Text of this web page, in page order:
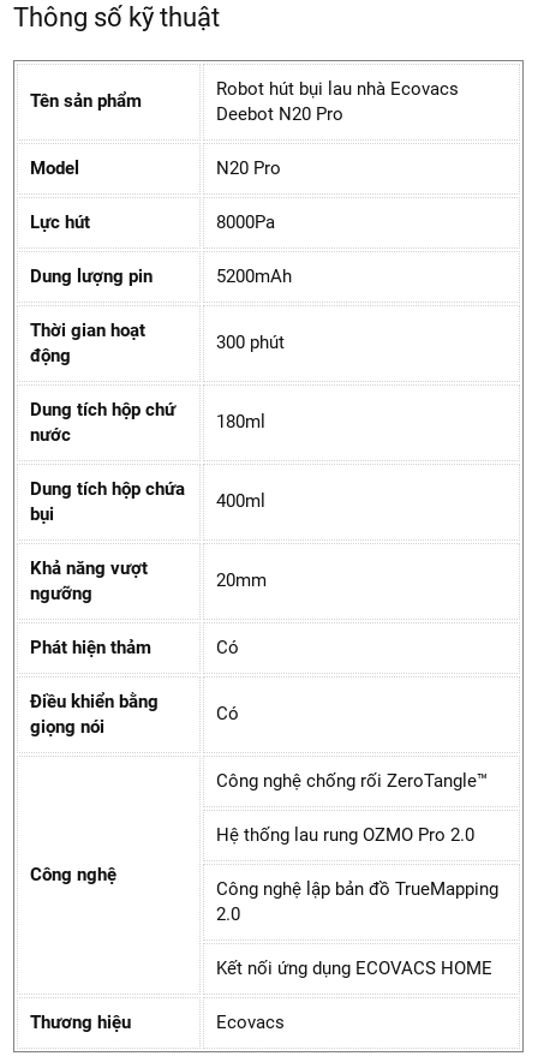
Thông số kỹ thuật
Tên sản phẩm
Robot hút bụi lau nhà Ecovacs
Deebot N20 Pro
Model N20 Pro
Lực hút 8000Pa
Dung lượng pin 5200mAh
Thời gian hoạt
động
300 phút
Dung tích hộp chứ
nước
180ml
Dung tích hộp chứa
bụi
400ml
Khả năng vượt
ngưỡng
20mm
Phát hiện thảm Có
Điều khiển bằng
giọng nói
Có
Công nghệ
Công nghệ chống rối ZeroTangle™
Hệ thống lau rung OZMO Pro 2.0
Công nghệ lập bản đồ TrueMapping
2.0
Kết nối ứng dụng ECOVACS HOME
Thương hiệu Ecovacs